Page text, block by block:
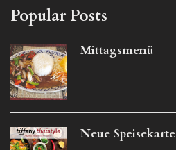
Popular Posts
Mittagsmenü
Neue Speisekarte